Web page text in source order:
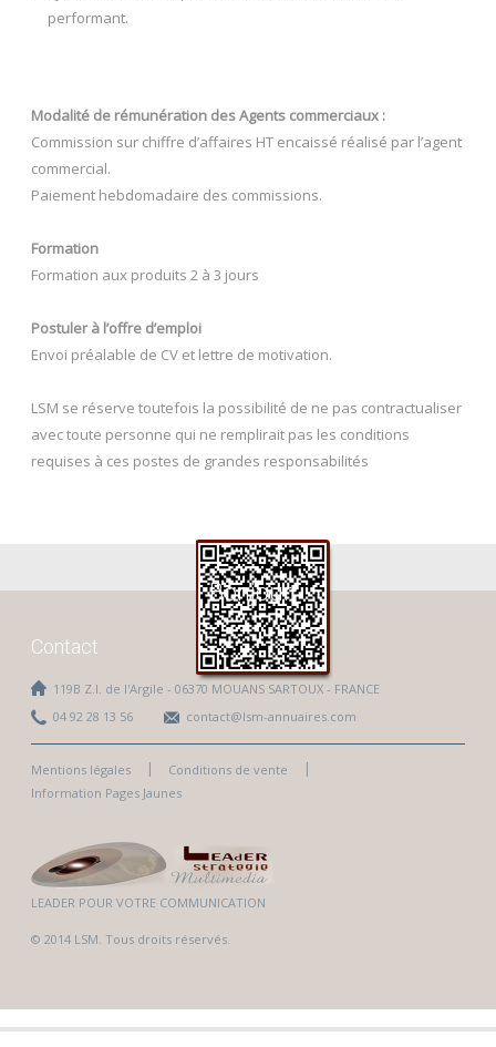
performant.
Modalité de rémunération des Agents commerciaux :
Commission sur chiffre d’affaires HT encaissé réalisé par l’agent
commercial.
Paiement hebdomadaire des commissions.
Formation
Formation aux produits 2 à 3 jours
Postuler à l’offre d’emploi
Envoi préalable de CV et lettre de motivation.
LSM se réserve toutefois la possibilité de ne pas contractualiser
avec toute personne qui ne remplirait pas les conditions
requises à ces postes de grandes responsabilités
Contact
Bonjour
119B Z.I. de l'Argile - 06370 MOUANS SARTOUX - FRANCE
04 92 28 13 56
contact@lsm-annuaires.com
Mentions légales
Conditions de vente
Information Pages Jaunes
LEADER POUR VOTRE COMMUNICATION
© 2014 LSM. Tous droits réservés.